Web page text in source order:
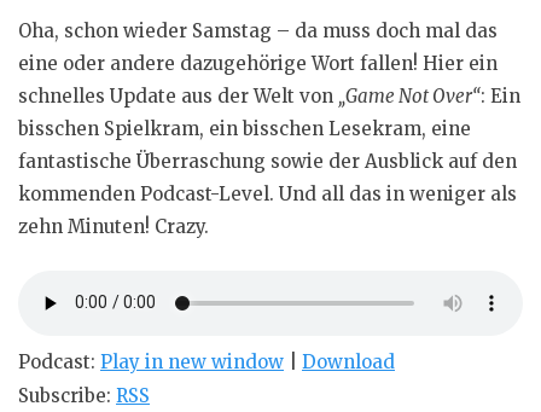
Oha, schon wieder Samstag – da muss doch mal das
eine oder andere dazugehörige Wort fallen! Hier ein
schnelles Update aus der Welt von „Game Not Over“: Ein
bisschen Spielkram, ein bisschen Lesekram, eine
fantastische Überraschung sowie der Ausblick auf den
kommenden Podcast-Level. Und all das in weniger als
zehn Minuten! Crazy.
Podcast: Play in new window
Download
Subscribe: RSS